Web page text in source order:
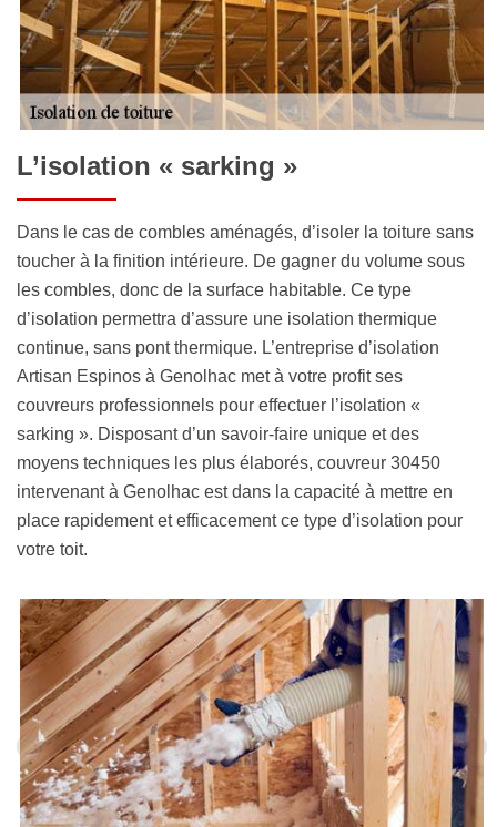
L’isolation « sarking »
Dans le cas de combles aménagés, d’isoler la toiture sans
toucher à la finition intérieure. De gagner du volume sous
les combles, donc de la surface habitable. Ce type
d’isolation permettra d’assure une isolation thermique
continue, sans pont thermique. L’entreprise d’isolation
Artisan Espinos à Genolhac met à votre profit ses
couvreurs professionnels pour effectuer l’isolation «
sarking ». Disposant d’un savoir-faire unique et des
moyens techniques les plus élaborés, couvreur 30450
intervenant à Genolhac est dans la capacité à mettre en
place rapidement et efficacement ce type d’isolation pour
votre toit.